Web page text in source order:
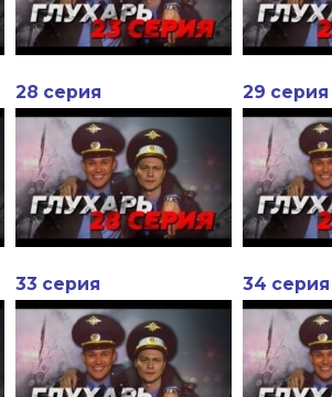
28 серия 29 серия
33 серия 34 серия